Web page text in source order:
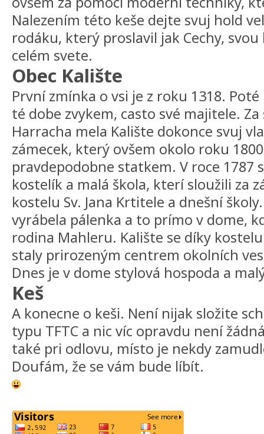
Nalezením této keše dejte svuj hold
rodáku, který proslavil jak Cechy,
celém svete.
Obec Kalište
První zmínka o vsi je z roku 1318.
té dobe zvykem, casto své majitele. Za
Harracha mela Kalište dokonce svuj
zámecek, který ovšem okolo roku
pravdepodobne statkem. V roce 1787
kostelík a malá škola, kterí sloužili za
kostelu Sv. Jana Krtitele a dnešní
vyrábela pálenka a to prímo v dome,
rodina Mahleru. Kalište se díky
staly prirozeným centrem okolních
Dnes je v dome stylová hospoda a
Keš
A konecne o keši. Není nijak složite
typu TFTC a nic víc opravdu není
také pri odlovu, místo je nekdy
Doufám, že se vám bude líbít.